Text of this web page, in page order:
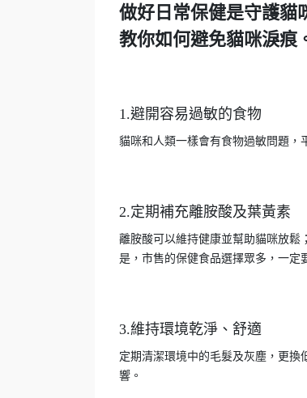
做好日常保健是守護貓
教你如何避免貓咪淚痕
1.避開容易過敏的食物
貓咪和人類一樣會有食物過敏問題，
2.定期補充離胺酸及葉黃素
離胺酸可以維持健康並幫助貓咪放鬆
是，市售的保健食品選擇眾多，一定
3.維持環境乾淨、舒適
定期清潔環境中的毛髮及灰塵，更
響。